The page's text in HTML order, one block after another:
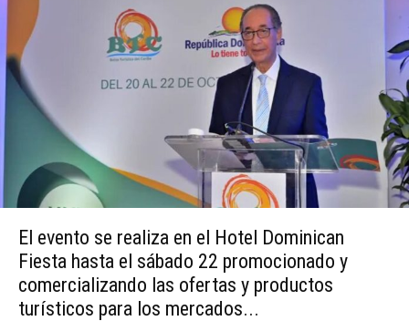
El evento se realiza en el Hotel Dominican
Fiesta hasta el sábado 22 promocionado y
comercializando las ofertas y productos
turísticos para los mercados...